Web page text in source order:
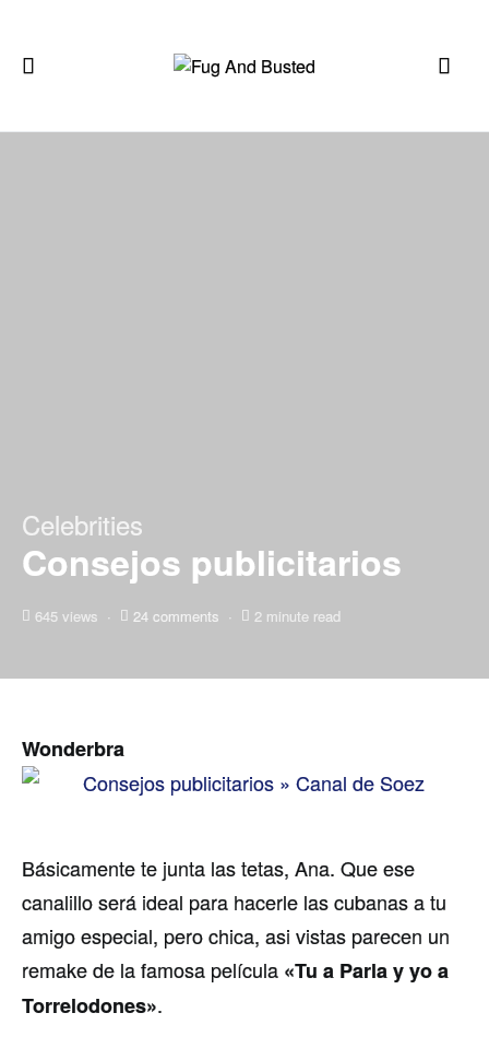
Celebrities
Consejos publicitarios
645 views 24 comments 2 minute read
Wonderbra
Básicamente te junta las tetas, Ana. Que ese
canalillo será ideal para hacerle las cubanas a tu
amigo especial, pero chica, asi vistas parecen un
remake de la famosa película «Tu a Parla y yo a
Torrelodones».